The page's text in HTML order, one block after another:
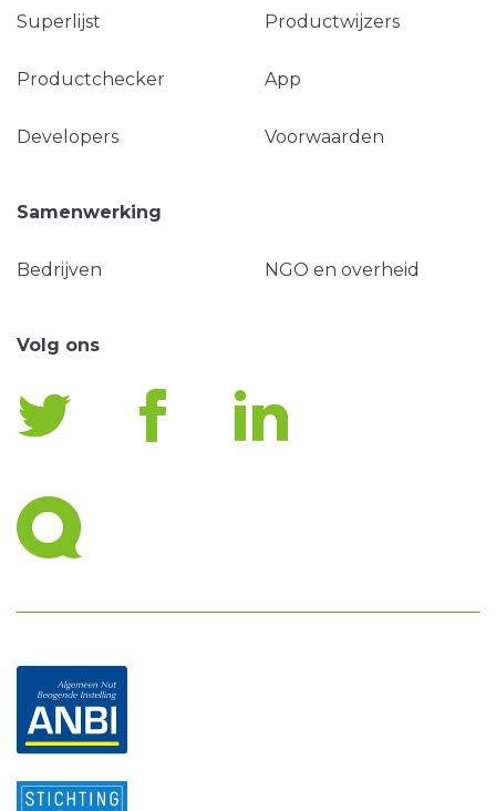
Superlijst Productwijzers
Productchecker App
Developers Voorwaarden
Samenwerking
Bedrijven NGO en overheid
Volg ons